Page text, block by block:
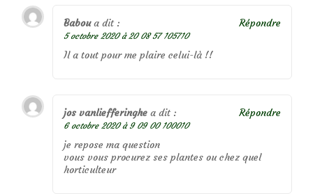
Babou a dit :
5 octobre 2020 à 20 08 57 105710
Il a tout pour me plaire celui-là !!
Répondre
jos vanliefferinghe a dit :
6 octobre 2020 à 9 09 00 100010
je repose ma question
vous vous procurez ses plantes ou chez quel
horticulteur
Répondre